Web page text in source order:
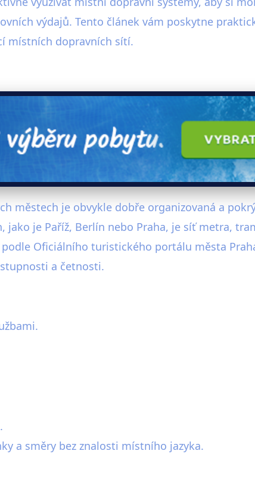
výdajů. Tento článek vám poskytne
místních dopravních sítí.
městech je obvykle dobře organizovaná a
jako je Paříž, Berlín nebo Praha, je síť metra,
Oficiálního turistického portálu města
a četnosti.
a směry bez znalosti místního jazyka.